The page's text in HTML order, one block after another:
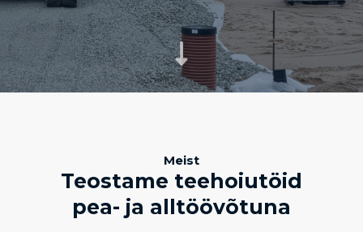
Meist
Teostame teehoiutöid
pea- ja alltöövõtuna